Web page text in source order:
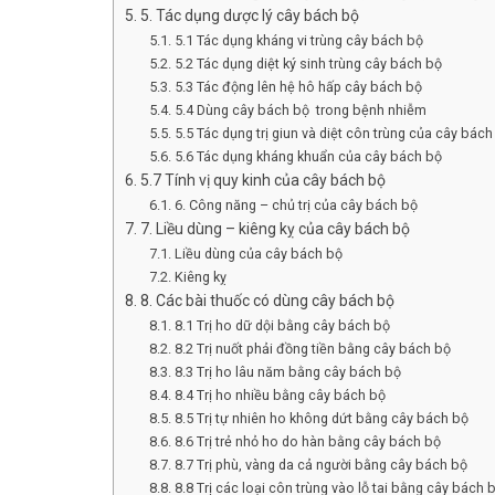
5. Tác dụng dược lý cây bách bộ
5.1 Tác dụng kháng vi trùng cây bách bộ
5.2 Tác dụng diệt ký sinh trùng cây bách bộ
5.3 Tác động lên hệ hô hấp cây bách bộ
5.4 Dùng cây bách bộ trong bệnh nhiễm
5.5 Tác dụng trị giun và diệt côn trùng của cây
5.6 Tác dụng kháng khuẩn của cây bách bộ
5.7 Tính vị quy kinh của cây bách bộ
6. Công năng – chủ trị của cây bách bộ
7. Liều dùng – kiêng kỵ của cây bách bộ
Liều dùng của cây bách bộ
Kiêng kỵ
8. Các bài thuốc có dùng cây bách bộ
8.1 Trị ho dữ dội bằng cây bách bộ
8.2 Trị nuốt phải đồng tiền bằng cây bách bộ
8.3 Trị ho lâu năm bằng cây bách bộ
8.4 Trị ho nhiều bằng cây bách bộ
8.5 Trị tự nhiên ho không dứt bằng cây bách bộ
8.6 Trị trẻ nhỏ ho do hàn bằng cây bách bộ
8.7 Trị phù, vàng da cả người bằng cây bách bộ
8.8 Trị các loại côn trùng vào lỗ tai bằng cây bách